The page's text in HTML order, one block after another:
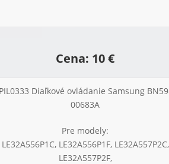
Cena: 10 €
PIL0333 Diaľkové ovládanie Samsung
00683A
Pre modely:
LE32A556P1C, LE32A556P1F, LE32A557P2C,
LE32A557P2F,